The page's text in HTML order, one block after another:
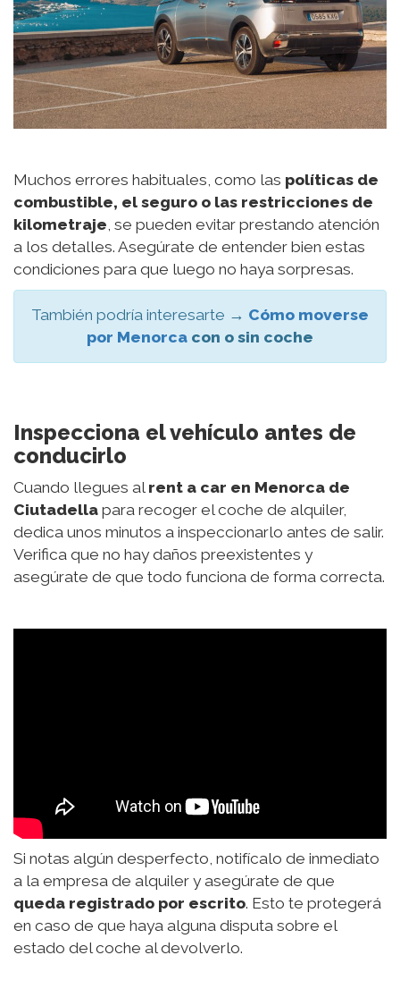
Muchos errores habituales, como las políticas de
combustible, el seguro o las restricciones de
kilometraje , se pueden evitar prestando atención
a los detalles. Asegúrate de entender bien estas
condiciones para que luego no haya sorpresas.
También podría interesarte → Cómo moverse
por Menorca con o sin coche
Inspecciona el vehículo antes de
conducirlo
Cuando llegues al rent a car en Menorca de
Ciutadella para recoger el coche de alquiler,
dedica unos minutos a inspeccionarlo antes de salir.
Verifica que no hay daños preexistentes y
asegúrate de que todo funciona de forma correcta.
Si notas algún desperfecto, notifícalo de inmediato
a la empresa de alquiler y asegúrate de que
queda registrado por escrito. Esto te protegerá
en caso de que haya alguna disputa sobre el
estado del coche al devolverlo.